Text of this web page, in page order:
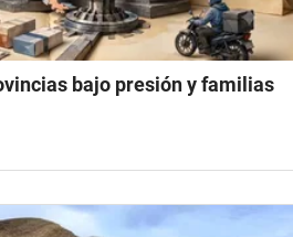
bajo presión y familias